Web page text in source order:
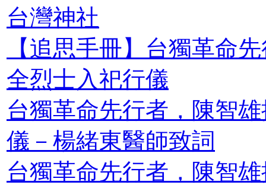
台灣神社
【追思手冊】台獨革命
全烈士入祀行儀
台獨革命先行者，陳智
儀－楊緒東醫師致詞
台獨革命先行者，陳智